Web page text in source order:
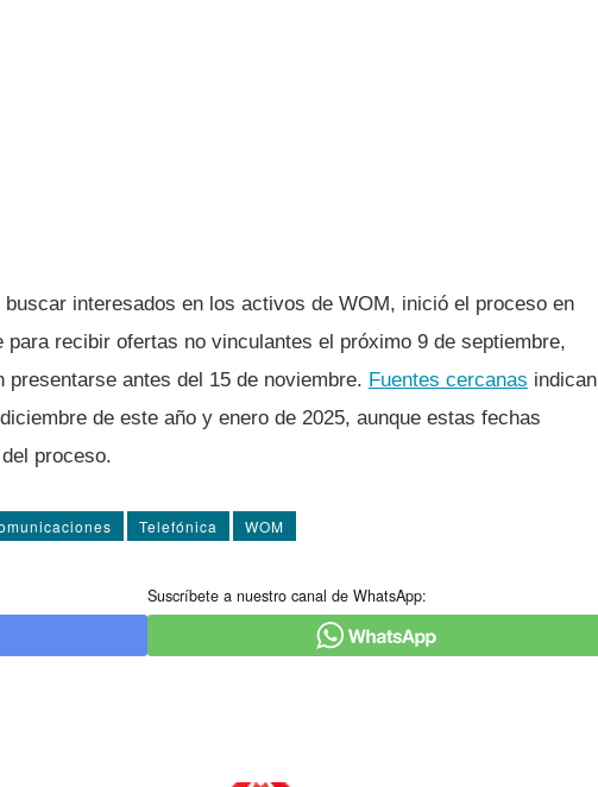
interesados en los activos de WOM, inició el proceso en
recibir ofertas no vinculantes el próximo 9 de septiembre,
antes del 15 de noviembre. Fuentes cercanas indican
de este año y enero de 2025, aunque estas fechas
proceso.
Telefónica WOM
Suscríbete a nuestro canal de WhatsApp: